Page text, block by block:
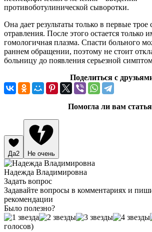
противоботулинической сыворотки.
Она дает результаты только в первые трое
отравления. После этого остается только
гомологичная плазма. Спасти больного
раннем обращении, поэтому не стоит
больницу до появления серьезной
Поделиться с
Помогла ли вам
Да2 Не очень
Надежда Владимировна
Задать вопрос
Задавайте вопросы в комментариях и
рекомендации
Было полезно?
голосов)